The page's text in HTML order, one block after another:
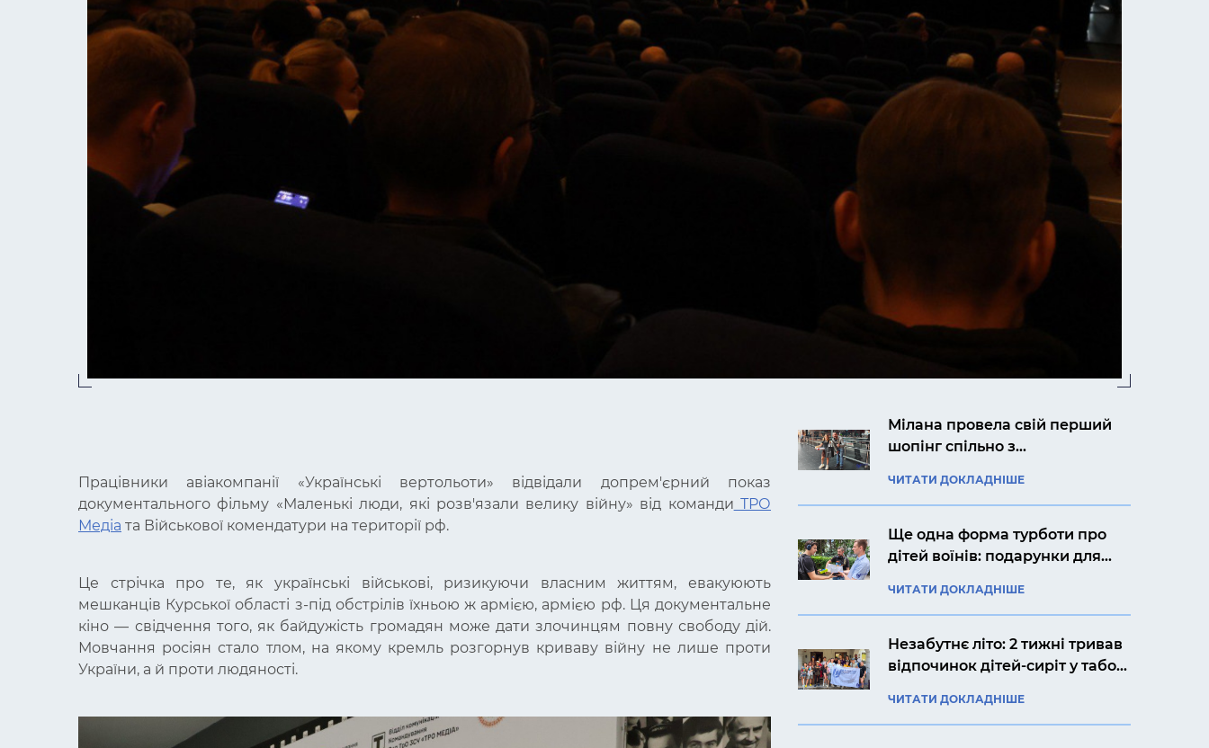
Працівники авіакомпанії «Українські вертольоти» відвідали допрем'єрний показ
документального фільму «Маленькі люди, які розв'язали велику війну» від команди ТРО
Медіа та Військової комендатури на території рф.
Це стрічка про те, як українські військові, ризикуючи власним життям, евакуюють
мешканців Курської області з-під обстрілів їхньою ж армією, армією рф. Ця документальне
кіно— свідчення того, як байдужість громадян може дати злочинцям повну свободу дій.
Мовчання росіян стало тлом, на якому кремль розгорнув криваву війну не лише проти
України, а й проти людяності.
Мілана провела свій перший
шопінг спільно з
вертольоти»
ЧИТАТИ ДОКЛАДНІШЕ
Ще одна форма турботи про
дітей воїнів: подарунки для
ЧИТАТИ ДОКЛАДНІШЕ
Незабутнє літо: 2 тижні тривав
відпочинок дітей-сиріт у таборі
ЧИТАТИ ДОКЛАДНІШЕ